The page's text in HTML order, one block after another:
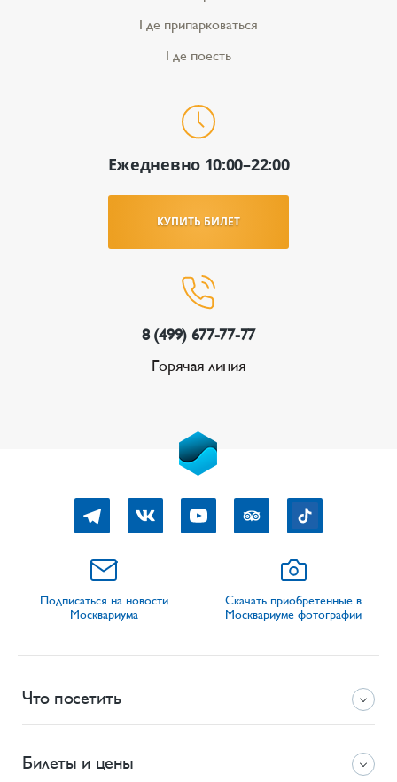
Где припарковаться
Где поесть
Ежедневно 10:00–22:00
КУПИТЬ БИЛЕТ
8 (499) 677-77-77
Горячая линия
Подписаться на новости
Москвариума
Скачать приобретенные в
Москвариуме фотографии
Что посетить
Билеты и цены